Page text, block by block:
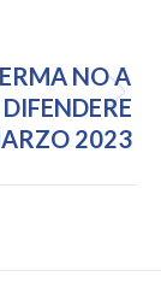
NO A
2023